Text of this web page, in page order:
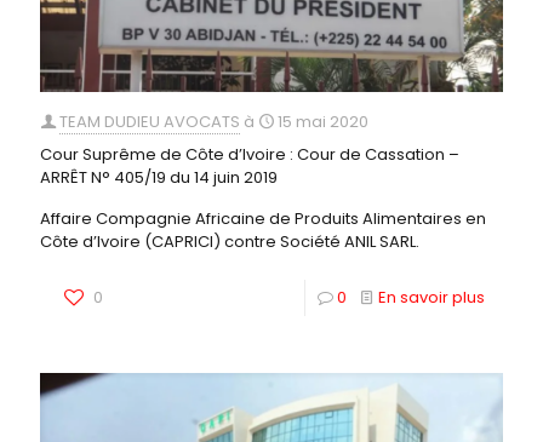
TEAM DUDIEU AVOCATS à
15 mai 2020
Cour Suprême de Côte d’Ivoire : Cour de Cassation –
ARRÊT N° 405/19 du 14 juin 2019
Affaire Compagnie Africaine de Produits Alimentaires en
Côte d’Ivoire (CAPRICI) contre Société ANIL SARL.
0 0 En savoir plus